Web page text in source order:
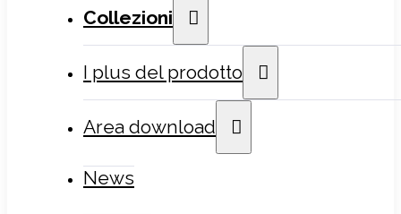
Collezioni
I plus del prodotto
Area download
News